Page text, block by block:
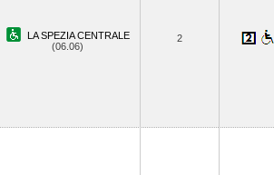
LA SPEZIA CENTRALE
(06.06)
2